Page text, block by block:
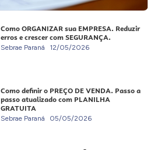
Como ORGANIZAR sua EMPRESA. Reduzir
erros e crescer com SEGURANÇA.
Sebrae Paraná 12/05/2026
Como definir o PREÇO DE VENDA. Passo a
passo atualizado com PLANILHA
GRATUITA
Sebrae Paraná 05/05/2026